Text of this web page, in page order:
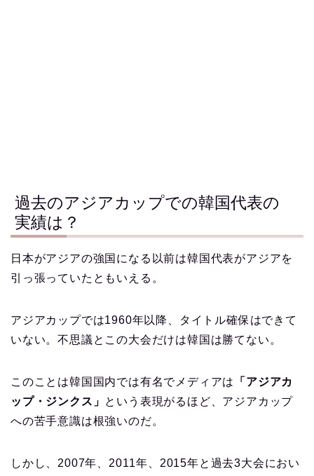
過去のアジアカップでの韓国代表の
実績は？
日本がアジアの強国になる以前は韓国代表がアジアを
引っ張っていたともいえる。
アジアカップでは1960年以降、タイトル確保はできて
いない。不思議とこの大会だけは韓国は勝てない。
このことは韓国国内では有名でメディアは
「アジアカ
ップ・ジンクス」 という表現がるほど、アジアカップ
への苦手意識は根強いのだ。
しかし、2007年、2011年、2015年と過去3大会におい